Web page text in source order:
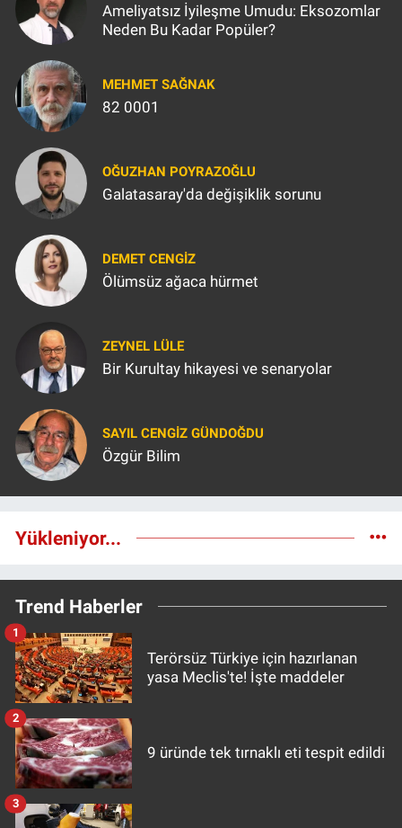
Ameliyatsız İyileşme Umudu: Eksozomlar
Neden Bu Kadar Popüler?
MEHMET SAĞNAK
82 0001
OĞUZHAN POYRAZOĞLU
Galatasaray'da değişiklik sorunu
DEMET CENGIZ
Ölümsüz ağaca hürmet
ZEYNEL LÜLE
Bir Kurultay hikayesi ve senaryolar
SAYIL CENGIZ GÜNDOĞDU
Özgür Bilim
Yükleniyor...
Trend Haberler
Terörsüz Türkiye için hazırlanan
yasa Meclis'te! İşte maddeler
1
9 üründe tek tırnaklı eti tespit edildi
2
3